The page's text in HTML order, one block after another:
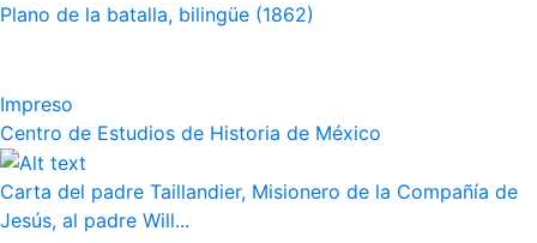
Plano de la batalla, bilingüe (1862)
Impreso
Centro de Estudios de Historia de México
Carta del padre Taillandier, Misionero de la Compañía de
Jesús, al padre Will...